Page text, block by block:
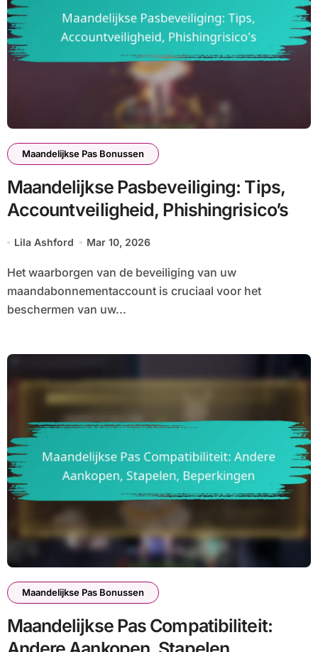
Maandelijkse Pas Bonussen
Maandelijkse Pasbeveiliging: Tips,
Accountveiligheid, Phishingrisico’s
Lila Ashford Mar 10, 2026
Het waarborgen van de beveiliging van uw
maandabonnementaccount is cruciaal voor het
beschermen van uw...
Maandelijkse Pas Bonussen
Maandelijkse Pas Compatibiliteit: